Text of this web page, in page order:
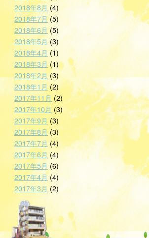
2018年8月(4)
2018年7月(5)
2018年6月(5)
2018年5月 (3)
2018年4月(1)
2018年3月(1)
2018年2月(3)
2018年1月(2)
2017年11月 (2)
2017年10月 (3)
2017年9月 (3)
2017年8月(3)
2017年7月(4)
2017年6月 (4)
2017年5月 (6)
2017年4月(4)
2017年3月(2)